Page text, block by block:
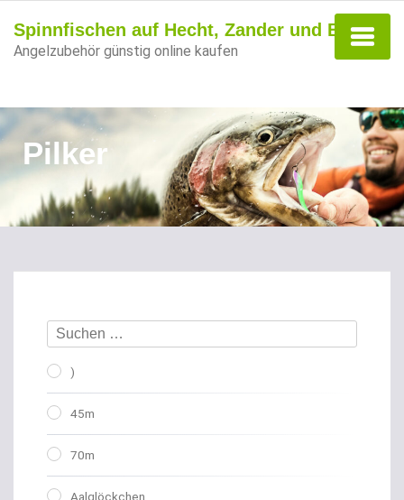
Spinnfischen auf Hecht, Zander und Barsch
Angelzubehör günstig online kaufen
Pilker
)
45m
70m
Aalglöckchen